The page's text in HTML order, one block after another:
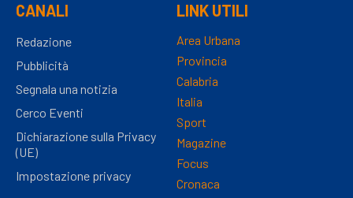
CANALI
Redazione
Pubblicità
Segnala una notizia
Cerco Eventi
Dichiarazione sulla Privacy
(UE)
Impostazione privacy
LINK UTILI
Area Urbana
Provincia
Calabria
Italia
Sport
Magazine
Focus
Cronaca